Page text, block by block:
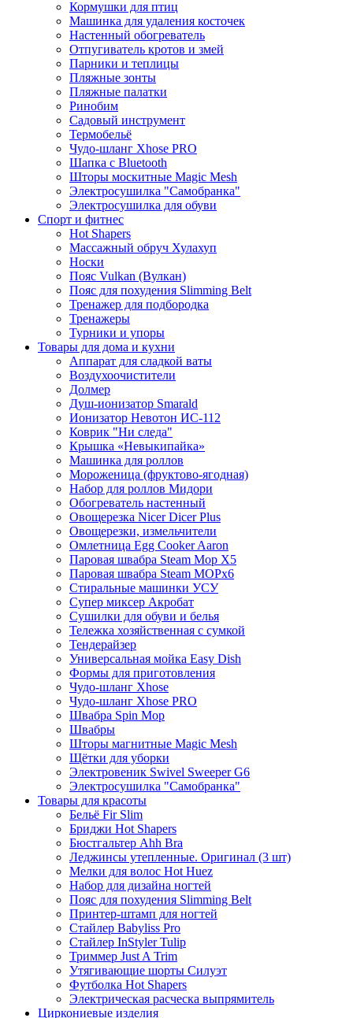
Кормушки для птиц
Машинка для удаления косточек
Настенный обогреватель
Отпугиватель кротов и змей
Парники и теплицы
Пляжные зонты
Пляжные палатки
Ринобим
Садовый инструмент
Термобельё
Чудо-шланг Xhose PRO
Шапка с Bluetooth
Шторы москитные Magic Mesh
Электросушилка "Самобранка"
Электросушилка для обуви
Спорт и фитнес
Hot Shapers
Массажный обруч Хулахуп
Носки
Пояс Vulkan (Вулкан)
Пояс для похудения Slimming Belt
Тренажер для подбородка
Тренажеры
Турники и упоры
Товары для дома и кухни
Аппарат для сладкой ваты
Воздухоочистители
Долмер
Душ-ионизатор Smarald
Ионизатор Невотон ИС-112
Коврик "Ни следа"
Крышка «Невыкипайка»
Машинка для роллов
Мороженица (фруктово-ягодная)
Набор для роллов Мидори
Обогреватель настенный
Овощерезка Nicer Dicer Plus
Овощерезки, измельчители
Омлетница Egg Сooker Aaron
Паровая швабра Steam Mop X5
Паровая швабра Steam MOPх6
Стиральные машинки УСУ
Супер миксер Акробат
Сушилки для обуви и белья
Тележка хозяйственная с сумкой
Тендерайзер
Универсальная мойка Easy Dish
Формы для приготовления
Чудо-шланг Xhose
Чудо-шланг Xhose PRO
Швабра Spin Mop
Швабры
Шторы магнитные Magic Mesh
Щётки для уборки
Электровеник Swivel Sweeper G6
Электросушилка "Самобранка"
Товары для красоты
Бельё Fir Slim
Бриджи Hot Shapers
Бюстгальтер Ahh Bra
Леджинсы утепленные. Оригинал (3 шт)
Мелки для волос Hot Huez
Набор для дизайна ногтей
Пояс для похудения Slimming Belt
Принтер-штамп для ногтей
Стайлер Babyliss Pro
Стайлер InStyler Tulip
Триммер Just A Trim
Утягивающие шорты Силуэт
Футболка Hot Shapers
Электрическая расческа выпрямитель
Циркониевые изделия